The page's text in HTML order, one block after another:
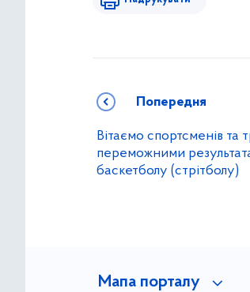
Попередня
Вітаємо спортсменів та
переможними
баскетболу (стрітболу)
Мапа порталу